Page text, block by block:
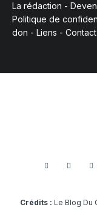
La rédaction -
Politique de
don - Liens - Contact
Crédits : Le Blog Du